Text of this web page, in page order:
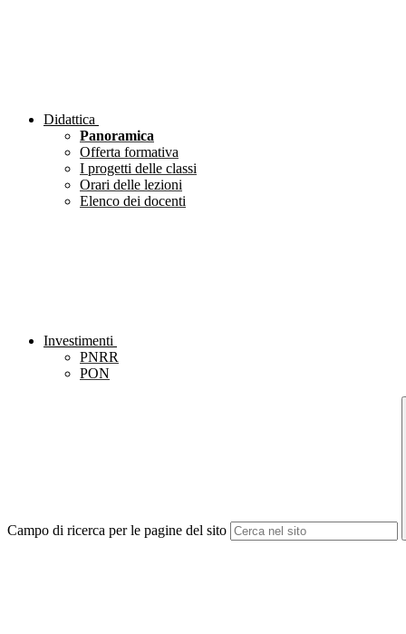
Didattica
Panoramica
Offerta formativa
I progetti delle classi
Orari delle lezioni
Elenco dei docenti
Investimenti
PNRR
PON
Campo di ricerca per le pagine del sito